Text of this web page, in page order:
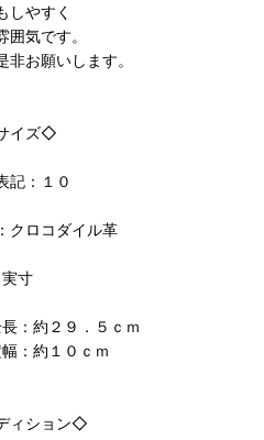
しやすく
囲気です。
非お願いします。
イズ◇
記：１０
クロコダイル革
実寸
：約２９．５ｃｍ
約１０ｃｍ
ィション◇